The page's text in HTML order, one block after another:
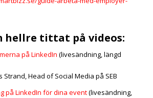
hellre tittat på videos:
på LinkedIn (livesändning, längd
Strand, Head of Social Media på SEB
på LinkedIn för dina event(livesändning,